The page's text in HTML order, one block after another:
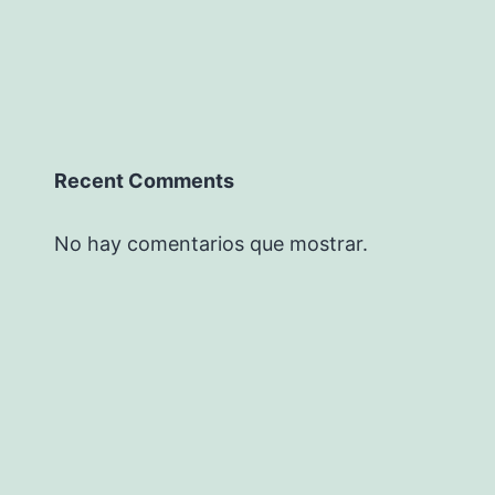
Recent Comments
No hay comentarios que mostrar.